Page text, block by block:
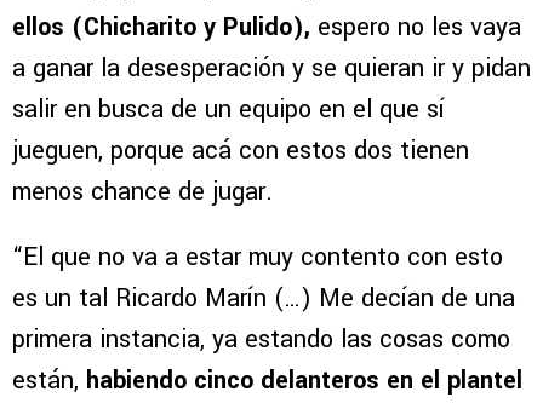
ellos (Chicharito y Pulido), espero no les vaya
a ganar la desesperación y se quieran ir y pidan
salir en busca de un equipo en el que sí
jueguen, porque acá con estos dos tienen
menos chance de jugar.
“El que no va a estar muy contento con esto
es un tal Ricardo Marín (…) Me decían de una
primera instancia, ya estando las cosas como
están, habiendo cinco delanteros en el plantel